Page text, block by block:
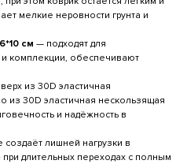
мелкие неровности грунта и
см — подходят для
и комплекции, обеспечивают
из 30D эластичная
из 30D эластичная нескользящая
и надёжность в
создаёт лишней нагрузки в
длительных переходах с полным